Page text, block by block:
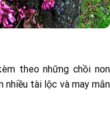
theo những chồi non
nhiều tài lộc và may mắn